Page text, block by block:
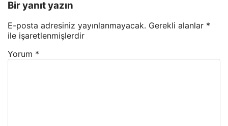
Bir yanıt yazın
E-posta adresiniz yayınlanmayacak. Gerekli alanlar *
ile işaretlenmişlerdir
Yorum *